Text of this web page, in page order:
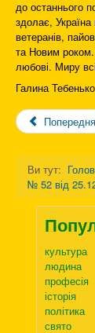
до останнього
здолає,
ветеранів,
та Новим роком.
любові. Миру
Галина Тебенько
Попередня
Ви тут:
№ 52 від
культура
людина
професія
історія
політика
свято